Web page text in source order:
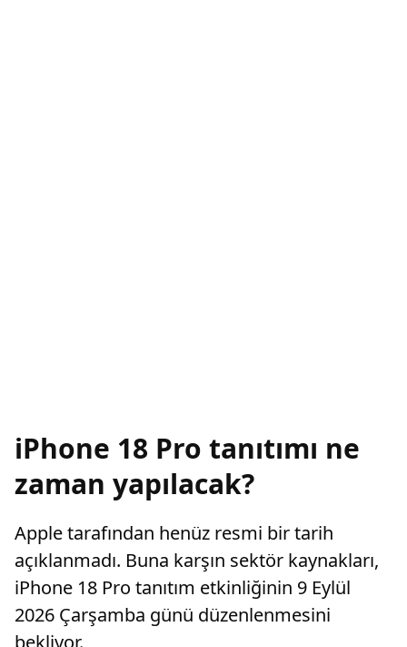
iPhone 18 Pro tanıtımı ne
zaman yapılacak?
Apple tarafından henüz resmi bir tarih
açıklanmadı. Buna karşın sektör kaynakları,
iPhone 18 Pro tanıtım etkinliğinin 9 Eylül
2026 Çarşamba günü düzenlenmesini